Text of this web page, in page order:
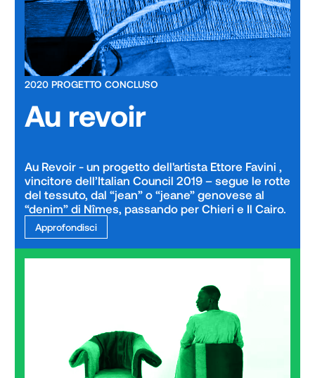
2020 PROGETTO CONCLUSO
Au revoir
Au Revoir - un progetto dell'artista Ettore Favini ,
vincitore dell’Italian Council 2019 – segue le rotte
del tessuto, dal “jean” o “jeane” genovese al
“denim” di Nîmes, passando per Chieri e Il Cairo.
Approfondisci